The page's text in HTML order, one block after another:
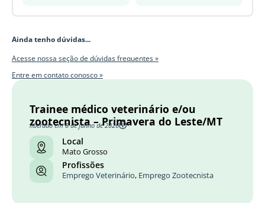
Ainda tenho dúvidas...
Acesse nossa seção de dúvidas frequentes »
Entre em contato conosco »
Trainee médico veterinário e/ou
zootecnista – Primavera do Leste/MT
liberado em 8 de junho de 2026
Local
Mato Grosso
Profissões
Emprego Veterinário, Emprego Zootecnista